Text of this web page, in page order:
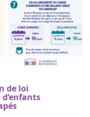
de loi
Nogent sur Oise
la ricerca
sur-Oise, a